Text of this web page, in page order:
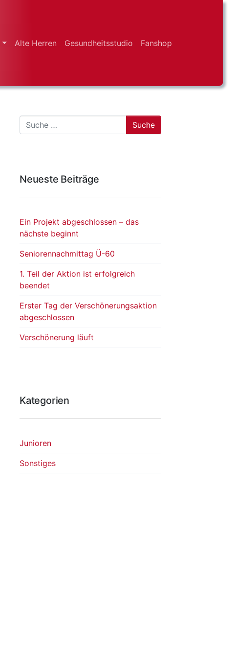
Alte Herren Gesundheitsstudio Fanshop
Suche
Neueste Beiträge
Ein Projekt abgeschlossen – das
nächste beginnt
Seniorennachmittag Ü-60
1. Teil der Aktion ist erfolgreich
beendet
Erster Tag der Verschönerungsaktion
abgeschlossen
Verschönerung läuft
Kategorien
Junioren
Sonstiges